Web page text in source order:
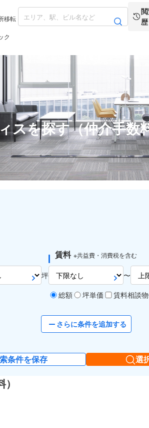
移転
ク
歴
スを探す（仲介手数
坪
賃料 ※共益費・消費税を含む
〜
総額
坪単価 賃料相談
さらに条件を追加する
条件を保存 選